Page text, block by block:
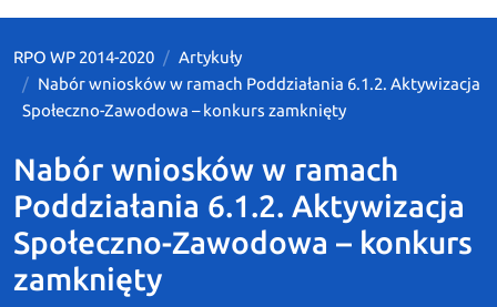
RPO WP 2014-2020
Artykuły
Nabór wniosków w ramach Poddziałania 6.1.2. Aktywizacja
Społeczno-Zawodowa – konkurs zamknięty
Nabór wniosków w ramach
Poddziałania 6.1.2. Aktywizacja
Społeczno-Zawodowa – konkurs
zamknięty